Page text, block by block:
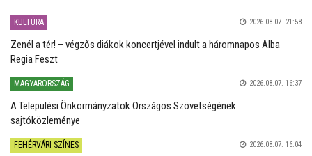
KULTÚRA 2026.08.07. 21:58
Zenél a tér! – végzős diákok koncertjével indult a háromnapos Alba
Regia Feszt
MAGYARORSZÁG 2026.08.07. 16:37
A Települési Önkormányzatok Országos Szövetségének
sajtóközleménye
FEHÉRVÁRI SZÍNES 2026.08.07. 16:04